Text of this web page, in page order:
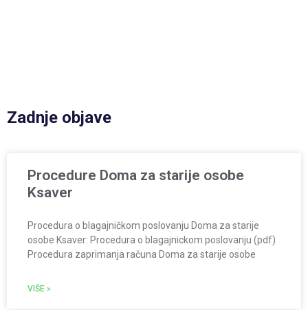
Zadnje objave
Procedure Doma za starije osobe
Ksaver
Procedura o blagajničkom poslovanju Doma za starije
osobe Ksaver: Procedura o blagajnickom poslovanju (pdf)
Procedura zaprimanja računa Doma za starije osobe
VIŠE »